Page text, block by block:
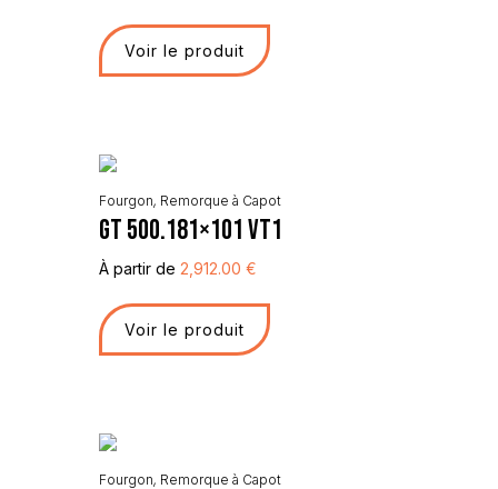
Voir le produit
Fourgon, Remorque à Capot
GT 500.181×101 VT1
À partir de 2,912.00 €
Voir le produit
Fourgon, Remorque à Capot